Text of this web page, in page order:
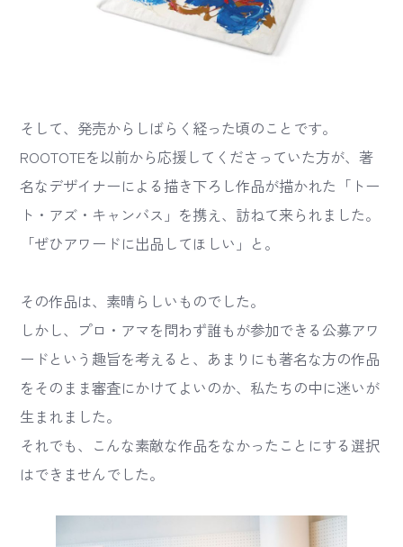
そして、発売からしばらく経った頃のことです。
ROOTOTEを以前から応援してくださっていた方が、著
名なデザイナーによる描き下ろし作品が描かれた「トー
ト・アズ・キャンバス」を携え、訪ねて来られました。
「ぜひアワードに出品してほしい」と。
その作品は、素晴らしいものでした。
しかし、プロ・アマを問わず誰もが参加できる公募アワ
ードという趣旨を考えると、あまりにも著名な方の作品
をそのまま審査にかけてよいのか、私たちの中に迷いが
生まれました。
それでも、こんな素敵な作品をなかったことにする選択
はできませんでした。